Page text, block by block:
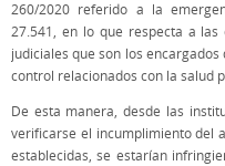
260/2020 referido a la
27.541, en lo que respecta a las
judiciales que son los
control relacionados con la salud
De esta manera, desde las
verificarse el incumplimiento del
establecidas, se estarían